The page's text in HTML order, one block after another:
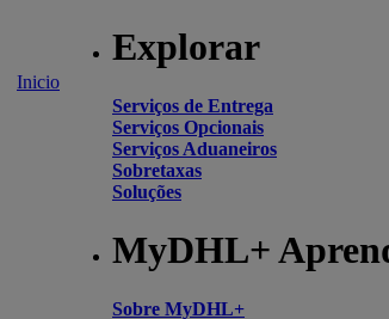
Inicio
Explorar
Serviços de Entrega
Serviços Opcionais
Serviços Aduaneiros
Sobretaxas
Soluções
MyDHL+
Sobre MyDHL+